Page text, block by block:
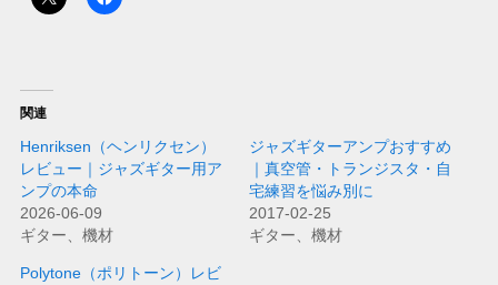
関連
Henriksen（ヘンリクセン）
レビュー｜ジャズギター用ア
ンプの本命
2026-06-09
ギター、機材
ジャズギターアンプおすすめ
｜真空管・トランジスタ・自
宅練習を悩み別に
2017-02-25
ギター、機材
Polytone（ポリトーン）レビ